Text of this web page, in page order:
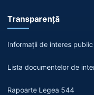
Transparență
Informații de interes public
Lista documentelor de
Rapoarte Legea 544